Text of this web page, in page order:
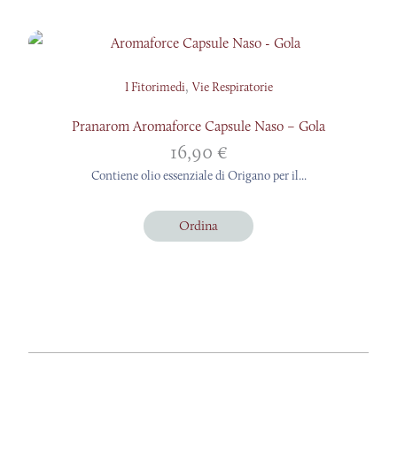
I Fitorimedi, Vie Respiratorie
Pranarom Aromaforce Capsule Naso – Gola
16,90 €
Contiene olio essenziale di Origano per il...
Ordina